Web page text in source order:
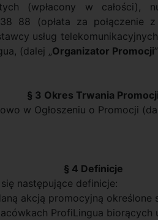
(wpłacony w całości),
88 (opłata za połączenie
usług
(dalej „Organizator Promocji
§ 3 Okres Trwania Promocji
w Ogłoszeniu o Promocji
§ 4 Definicje
następujące definicje:
akcją promocyjną określone
ProfiLingua biorących